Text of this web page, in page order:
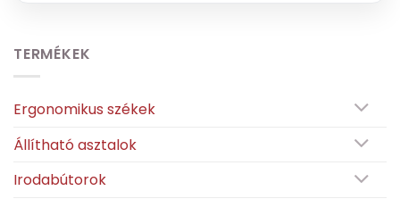
TERMÉKEK
Ergonomikus székek
Állítható asztalok
Irodabútorok